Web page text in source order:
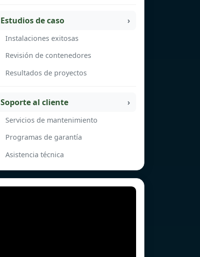
Estudios de caso
Instalaciones exitosas
Revisión de contenedores
Resultados de proyectos
Soporte al cliente
Servicios de mantenimiento
Programas de garantía
Asistencia técnica